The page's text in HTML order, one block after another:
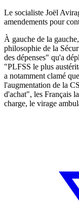
Le socialiste Joël
amendements pour
À gauche de la
philosophie de la
des dépenses" qu'a
"PLFSS le plus
a notamment clamé
l'augmentation de la
d'achat", les Français
charge, le virage